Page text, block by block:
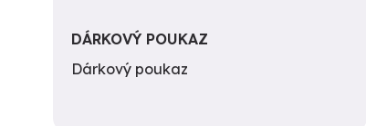
DÁRKOVÝ POUKAZ
Dárkový poukaz